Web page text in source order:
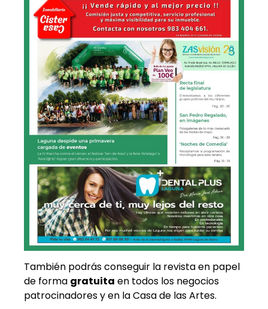
También podrás conseguir la revista en papel
de forma gratuita en todos los negocios
patrocinadores y en la Casa de las Artes.